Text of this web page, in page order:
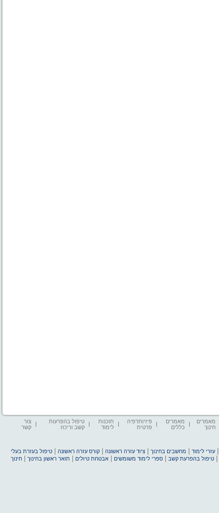
מאמרים
חינוך
מאמרים
כללים
פיזיותרפיה
פרטית
תוכנות
לימוד
טיפול בהפרעות
קשב וריכוז
צור
קשר
עזרי לימוד מחשבים בחינוך |ציוד עזרה ראשונה |קורס עזרה ראשונה |טיפול בעזרת בעלי
|טיפול בהפרעת קשב |ספרי לימוד משומשים |אבטחת טיולים תואר ראשון בחינוך |חינוך